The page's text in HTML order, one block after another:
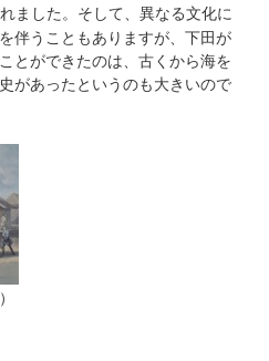
ました。そして、異なる文化に
伴うこともありますが、下田が
とができたのは、古くから海を
があったというのも大きいので
）